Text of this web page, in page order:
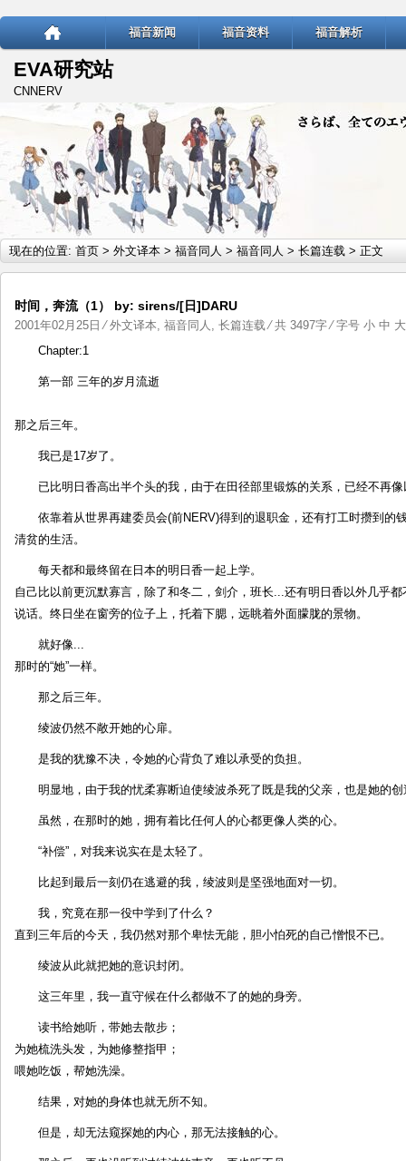
福音新闻 福音资料 福音解析
EVA研究站
CNNERV
现在的位置: 首页 > 外文译本 > 福音同人 > 福音同人 > 长篇连载 > 正文
时间，奔流（1） by: sirens/[日]DARU
2001年02月25日 ⁄外文译本, 福音同人 , 长篇连载⁄ 共 3497字 ⁄ 字号 小 中 大
Chapter:1
第一部 三年的岁月流逝
那之后三年。
我已是17岁了。
已比明日香高出半个头的我，由于在田径部里锻炼的关系，已经不再
依靠着从世界再建委员会(前NERV)得到的退职金，还有打工时攒到的
清贫的生活。
每天都和最终留在日本的明日香一起上学。
自己比以前更沉默寡言，除了和冬二，剑介，班长...还有明日香以外几乎都
说话。终日坐在窗旁的位子上，托着下腮，远眺着外面朦胧的景物。
就好像...
那时的“她”一样。
那之后三年。
绫波仍然不敞开她的心扉。
是我的犹豫不决，令她的心背负了难以承受的负担。
明显地，由于我的忧柔寡断迫使绫波杀死了既是我的父亲，也是她的创
虽然，在那时的她，拥有着比任何人的心都更像人类的心。
“补偿”，对我来说实在是太轻了。
比起到最后一刻仍在逃避的我，绫波则是坚强地面对一切。
我，究竟在那一役中学到了什么？
直到三年后的今天，我仍然对那个卑怯无能，胆小怕死的自己憎恨不已。
绫波从此就把她的意识封闭。
这三年里，我一直守候在什么都做不了的她的身旁。
读书给她听，带她去散步；
为她梳洗头发，为她修整指甲；
喂她吃饭，帮她洗澡。
结果，对她的身体也就无所不知。
但是，却无法窥探她的内心，那无法接触的心。